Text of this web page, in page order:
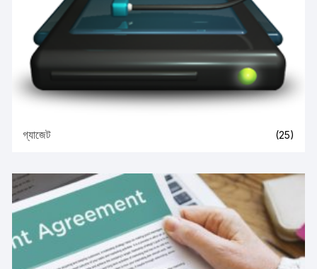
গ্যাজেট (25)